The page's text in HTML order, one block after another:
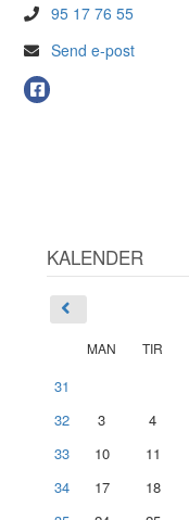
95 17 76 55
Send e-post
KALENDER
MAN TIR
31
32
3 4
33
10 11
34
17 18